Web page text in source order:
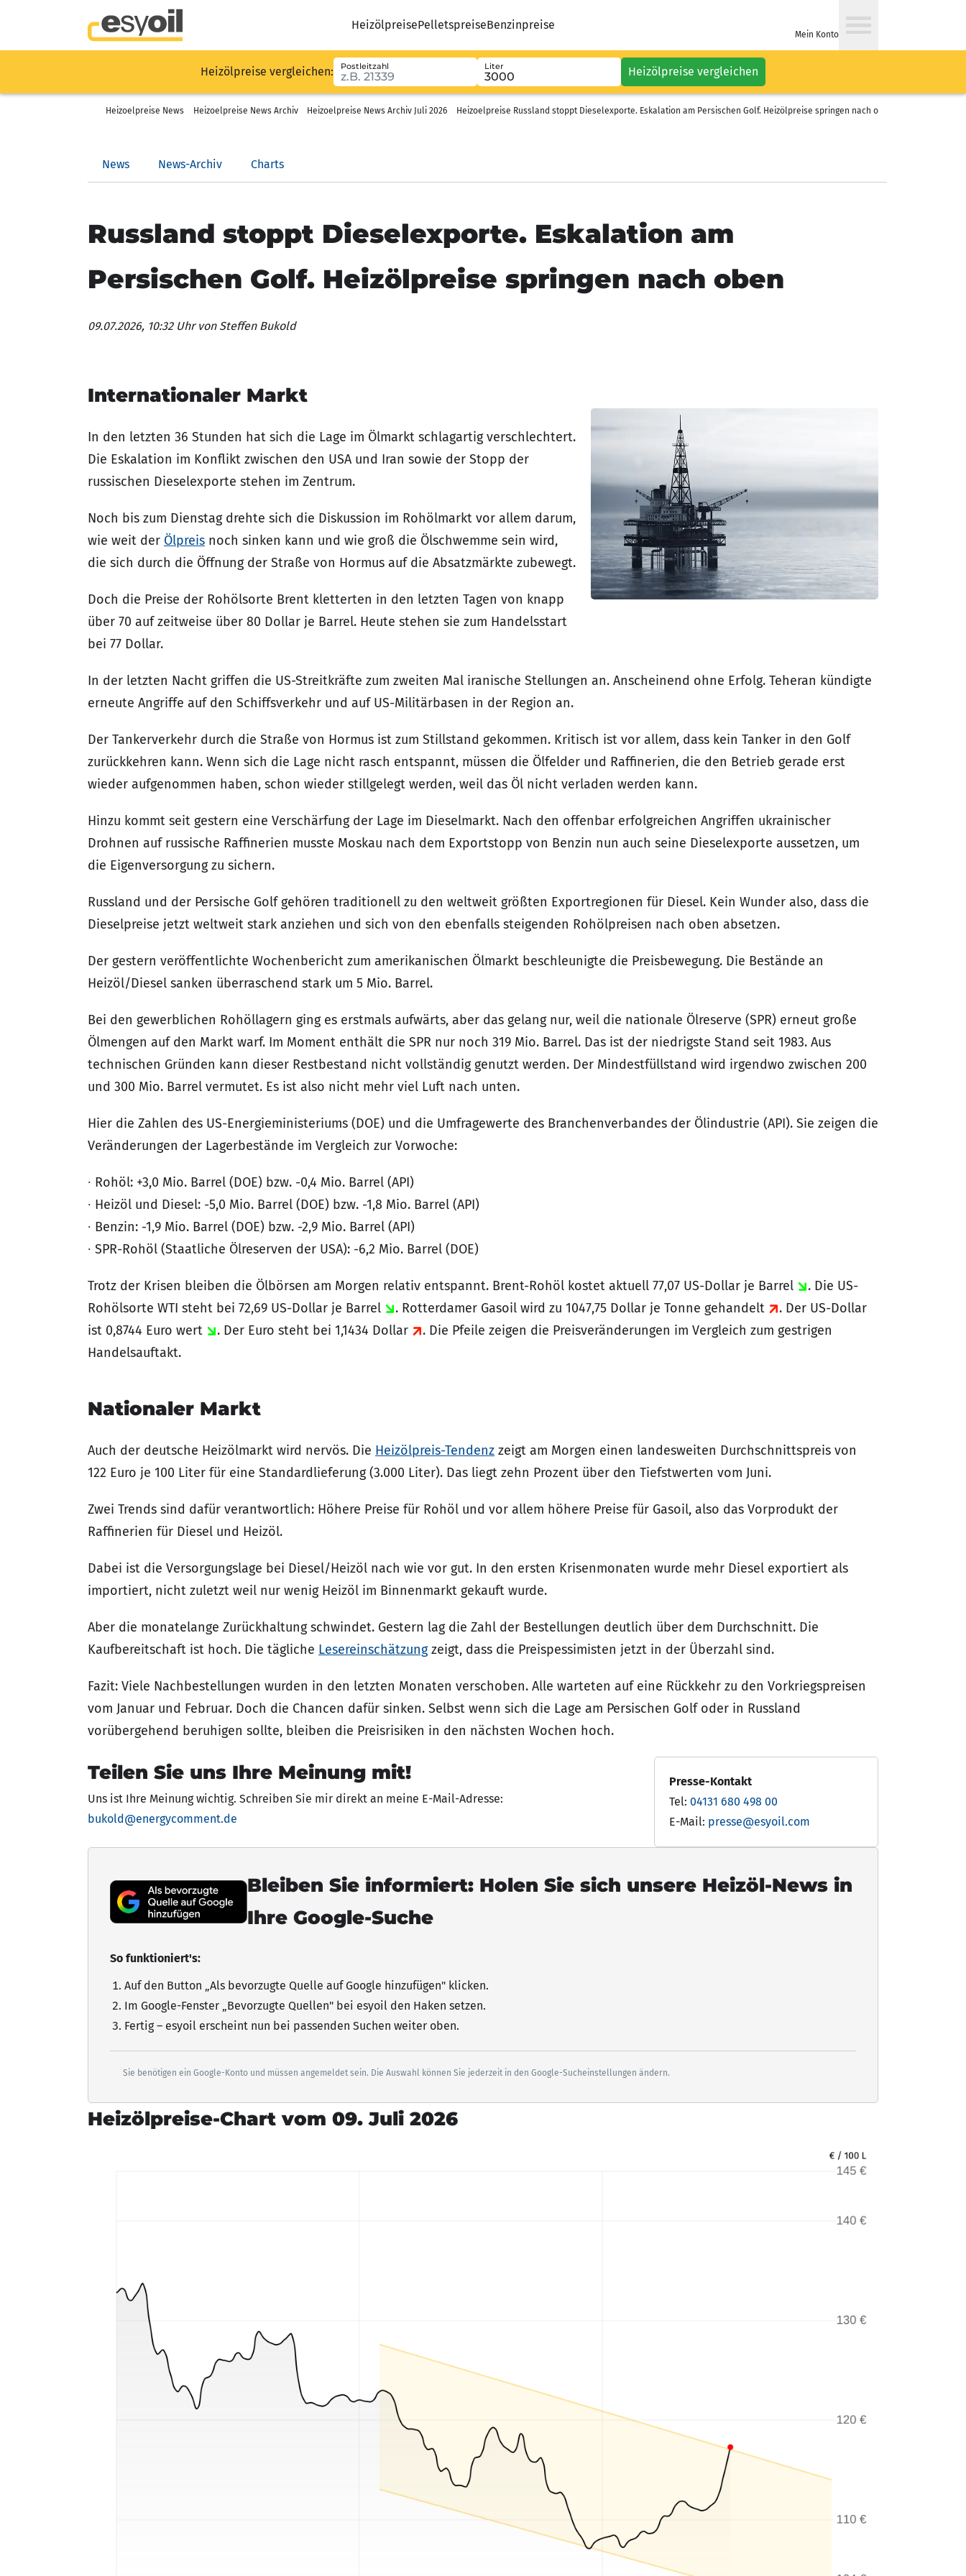
HeizölpreisePelletspreiseBenzinpreise
Mein Konto
Heizölpreise vergleichen: Postleitzahl Liter Heizölpreise vergleichen
Heizoelpreise News Heizoelpreise News Archiv Heizoelpreise News Archiv Juli 2026 Heizoelpreise Russland stoppt Dieselexporte. Eskalation am Persischen Golf. Heizölpreise springen nach oben
News News-Archiv Charts
Russland stoppt Dieselexporte. Eskalation am
Persischen Golf. Heizölpreise springen nach oben
09.07.2026, 10:32 Uhrvon Steffen Bukold
Internationaler Markt
In den letzten 36 Stunden hat sich die Lage im Ölmarkt schlagartig verschlechtert.
Die Eskalation im Konflikt zwischen den USA und Iran sowie der Stopp der
russischen Dieselexporte stehen im Zentrum.
Noch bis zum Dienstag drehte sich die Diskussion im Rohölmarkt vor allem darum,
wie weit der Ölpreis noch sinken kann und wie groß die Ölschwemme sein wird,
die sich durch die Öffnung der Straße von Hormus auf die Absatzmärkte zubewegt.
Doch die Preise der Rohölsorte Brent kletterten in den letzten Tagen von knapp
über 70 auf zeitweise über 80 Dollar je Barrel. Heute stehen sie zum Handelsstart
bei 77 Dollar.
In der letzten Nacht griffen die US-Streitkräfte zum zweiten Mal iranische Stellungen an. Anscheinend ohne Erfolg. Teheran kündigte
erneute Angriffe auf den Schiffsverkehr und auf US-Militärbasen in der Region an.
Der Tankerverkehr durch die Straße von Hormus ist zum Stillstand gekommen. Kritisch ist vor allem, dass kein Tanker in den Golf
zurückkehren kann. Wenn sich die Lage nicht rasch entspannt, müssen die Ölfelder und Raffinerien, die den Betrieb gerade erst
wieder aufgenommen haben, schon wieder stillgelegt werden, weil das Öl nicht verladen werden kann.
Hinzu kommt seit gestern eine Verschärfung der Lage im Dieselmarkt. Nach den offenbar erfolgreichen Angriffen ukrainischer
Drohnen auf russische Raffinerien musste Moskau nach dem Exportstopp von Benzin nun auch seine Dieselexporte aussetzen, um
die Eigenversorgung zu sichern.
Russland und der Persische Golf gehören traditionell zu den weltweit größten Exportregionen für Diesel. Kein Wunder also, dass die
Dieselpreise jetzt weltweit stark anziehen und sich von den ebenfalls steigenden Rohölpreisen nach oben absetzen.
Der gestern veröffentlichte Wochenbericht zum amerikanischen Ölmarkt beschleunigte die Preisbewegung. Die Bestände an
Heizöl/Diesel sanken überraschend stark um 5 Mio. Barrel.
Bei den gewerblichen Rohöllagern ging es erstmals aufwärts, aber das gelang nur, weil die nationale Ölreserve (SPR) erneut große
Ölmengen auf den Markt warf. Im Moment enthält die SPR nur noch 319 Mio. Barrel. Das ist der niedrigste Stand seit 1983. Aus
technischen Gründen kann dieser Restbestand nicht vollständig genutzt werden. Der Mindestfüllstand wird irgendwo zwischen 200
und 300 Mio. Barrel vermutet. Es ist also nicht mehr viel Luft nach unten.
Hier die Zahlen des US-Energieministeriums (DOE) und die Umfragewerte des Branchenverbandes der Ölindustrie (API). Sie zeigen die
Veränderungen der Lagerbestände im Vergleich zur Vorwoche:
∙ Rohöl: +3,0 Mio. Barrel (DOE) bzw. -0,4 Mio. Barrel (API)
∙ Heizöl und Diesel: -5,0 Mio. Barrel (DOE) bzw. -1,8 Mio. Barrel (API)
∙ Benzin: -1,9 Mio. Barrel (DOE) bzw. -2,9 Mio. Barrel (API)
∙ SPR-Rohöl (Staatliche Ölreserven der USA): -6,2 Mio. Barrel (DOE)
Trotz der Krisen bleiben die Ölbörsen am Morgen relativ entspannt. Brent-Rohöl kostet aktuell 77,07 US-Dollar je Barrel
. Die US-
Rohölsorte WTI steht bei 72,69 US-Dollar je Barrel
. Rotterdamer Gasoil wird zu 1047,75 Dollar je Tonne gehandelt
. Der US-Dollar
ist 0,8744 Euro wert
. Der Euro steht bei 1,1434 Dollar
. Die Pfeile zeigen die Preisveränderungen im Vergleich zum gestrigen
Handelsauftakt.
Nationaler Markt
Auch der deutsche Heizölmarkt wird nervös. Die Heizölpreis-Tendenz zeigt am Morgen einen landesweiten Durchschnittspreis von
122 Euro je 100 Liter für eine Standardlieferung (3.000 Liter). Das liegt zehn Prozent über den Tiefstwerten vom Juni.
Zwei Trends sind dafür verantwortlich: Höhere Preise für Rohöl und vor allem höhere Preise für Gasoil, also das Vorprodukt der
Raffinerien für Diesel und Heizöl.
Dabei ist die Versorgungslage bei Diesel/Heizöl nach wie vor gut. In den ersten Krisenmonaten wurde mehr Diesel exportiert als
importiert, nicht zuletzt weil nur wenig Heizöl im Binnenmarkt gekauft wurde.
Aber die monatelange Zurückhaltung schwindet. Gestern lag die Zahl der Bestellungen deutlich über dem Durchschnitt. Die
Kaufbereitschaft ist hoch. Die tägliche Lesereinschätzungzeigt, dass die Preispessimisten jetzt in der Überzahl sind.
Fazit: Viele Nachbestellungen wurden in den letzten Monaten verschoben. Alle warteten auf eine Rückkehr zu den Vorkriegspreisen
vom Januar und Februar. Doch die Chancen dafür sinken. Selbst wenn sich die Lage am Persischen Golf oder in Russland
vorübergehend beruhigen sollte, bleiben die Preisrisiken in den nächsten Wochen hoch.
Teilen Sie uns Ihre Meinung mit!
Uns ist Ihre Meinung wichtig. Schreiben Sie mir direkt an meine E-Mail-Adresse:
bukold@energycomment.de
Presse-Kontakt
Tel: 04131 680 498 00
E-Mail: presse@esyoil.com
Bleiben Sie informiert: Holen Sie sich unsere Heizöl-News in
Ihre Google-Suche
So funktioniert's:
Auf den Button „Als bevorzugte Quelle auf Google hinzufügen" klicken.
Im Google-Fenster „Bevorzugte Quellen" bei esyoil den Haken setzen.
Fertig – esyoil erscheint nun bei passenden Suchen weiter oben.
Sie benötigen ein Google-Konto und müssen angemeldet sein. Die Auswahl können Sie jederzeit in den Google-Sucheinstellungen ändern.
Heizölpreise-Chart vom 09. Juli 2026